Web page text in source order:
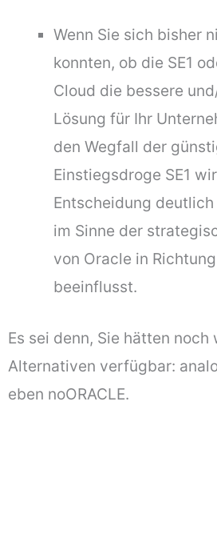
Wenn Sie sich bisher
konnten, ob die SE1
Cloud die bessere
Lösung für Ihr
den Wegfall der
Einstiegsdroge SE1
Entscheidung
im Sinne der
von Oracle in
beeinflusst.
Es sei denn, Sie hätten noch
Alternativen verfügbar:
eben noORACLE.